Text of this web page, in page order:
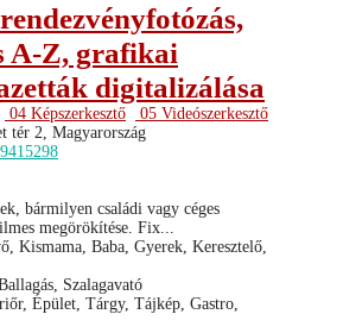
A-Z, grafikai
digitalizálása
04 Képszerkesztő
05 Videószerkesztő
tér 2, Magyarország
bármilyen családi vagy céges
megörökítése. Fix...
Kismama, Baba, Gyerek, Keresztelő,
Szalagavató
Épület, Tárgy, Tájkép, Gastro,